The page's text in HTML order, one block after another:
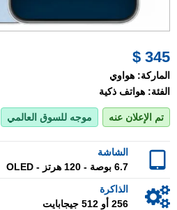
345 $
الماركة: هواوي
الفئة: هواتف ذكية
تم الإعلان عنه موجه للسوق العالمي
الشاشة
6.7 بوصة - 120 هرتز - OLED
الذاكرة
256 أو 512 جيجابايت